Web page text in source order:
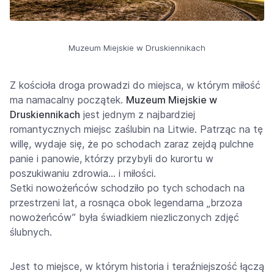
Muzeum Miejskie w Druskiennikach
Z kościoła droga prowadzi do miejsca, w którym miłość
ma namacalny początek. Muzeum Miejskie w
Druskiennikach jest jednym z najbardziej
romantycznych miejsc zaślubin na Litwie. Patrząc na tę
willę, wydaje się, że po schodach zaraz zejdą pulchne
panie i panowie, którzy przybyli do kurortu w
poszukiwaniu zdrowia… i miłości.
Setki nowożeńców schodziło po tych schodach na
przestrzeni lat, a rosnąca obok legendarna „brzoza
nowożeńców” była świadkiem niezliczonych zdjęć
ślubnych.
Jest to miejsce, w którym historia i teraźniejszość łączą